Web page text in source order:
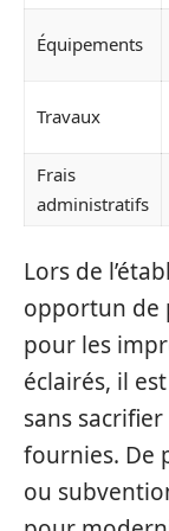
Équipements
Travaux
Frais
administratifs
Lors de
opportun de
pour les
éclairés, il
sans
fournies. De
ou